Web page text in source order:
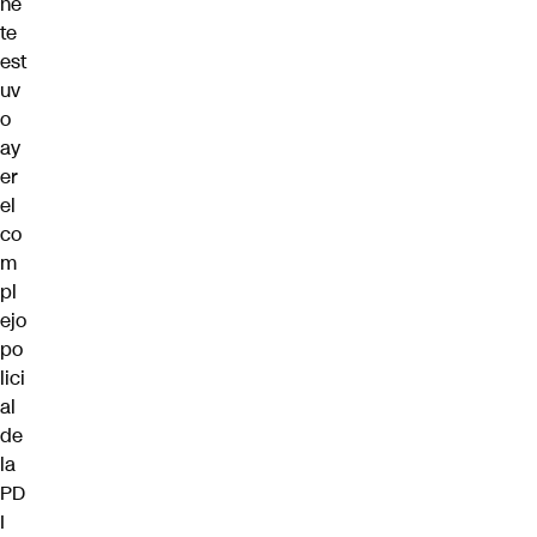
te
est
uv
o
ay
er
el
co
m
pl
ejo
po
lici
al
de
la
PD
I